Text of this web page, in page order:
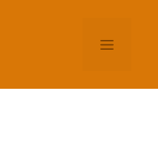
MENU